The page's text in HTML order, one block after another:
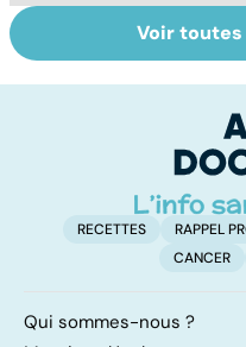
Faire du sport à
domicile, c'est
Voir
RECETTES RAPPEL
CANCER
Qui sommes-nous ?